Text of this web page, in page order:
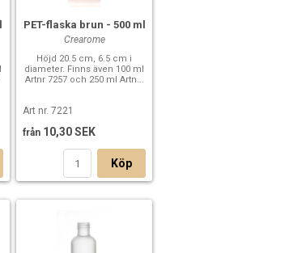
PET-flaska brun - 500 ml
Crearome
Höjd 20.5 cm, 6.5 cm i
diameter. Finns även 100 ml
Artnr 7257 och 250 ml Artn...
Art nr. 7221
från10,30 SEK
Köp